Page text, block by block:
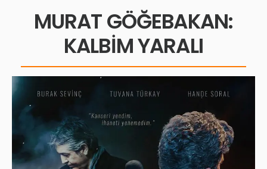
MURAT GÖĞEBAKAN:
KALBİM YARALI